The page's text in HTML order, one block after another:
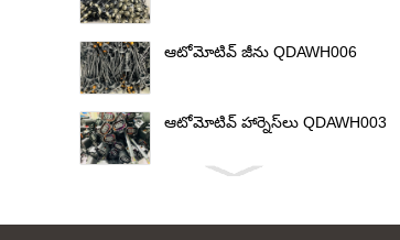
ఆటోమోటివ్ జీను QDAWH006
ఆటోమోటివ్ హార్నెస్‌లు QDAWH003